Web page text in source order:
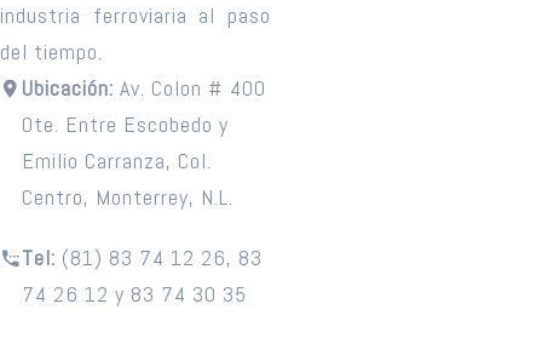
industria ferroviaria al paso
del tiempo.
Ubicación: Av. Colon # 400
Ote. Entre Escobedo y
Emilio Carranza, Col.
Centro, Monterrey, N.L.
Tel: (81) 83 74 12 26, 83
74 26 12 y 83 74 30 35